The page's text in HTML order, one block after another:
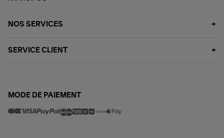
NOS SERVICES
SERVICE CLIENT
MODE DE PAIEMENT